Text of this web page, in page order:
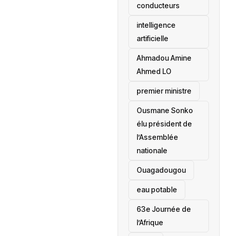
conducteurs
intelligence
artificielle
Ahmadou Amine
Ahmed LO
premier ministre
Ousmane Sonko
élu président de
l’Assemblée
nationale
‎Ouagadougou
eau potable
63e Journée de
l’Afrique